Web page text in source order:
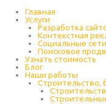
содержимому
Главная
Услуги
Разработка
Контекстная
Социальные сети
Поисковое
Узнать стоимость
Блог
Наши работы
Строительство,